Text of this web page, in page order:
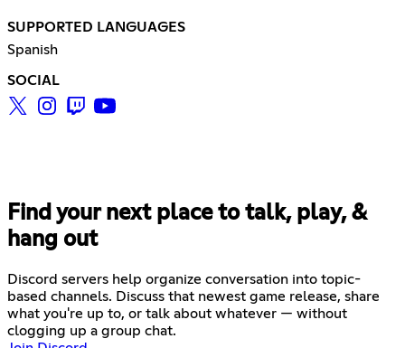
SUPPORTED LANGUAGES
Spanish
SOCIAL
Find your next place to talk, play, &
hang out
Discord servers help organize conversation into topic-
based channels. Discuss that newest game release, share
what you're up to, or talk about whatever — without
clogging up a group chat.